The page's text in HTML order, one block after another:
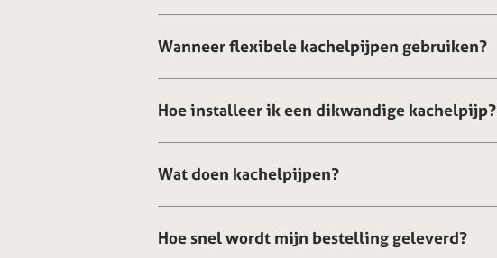
Wanneer flexibele kachelpijpen gebruiken?
Hoe installeer ik een dikwandige kachelpijp?
Wat doen kachelpijpen?
Hoe snel wordt mijn bestelling geleverd?